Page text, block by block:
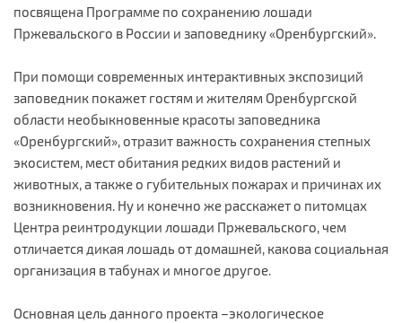
посвящена Программе по сохранению лошади
Пржевальского в России и заповеднику «Оренбургский».
При помощи современных интерактивных экспозиций
заповедник покажет гостям и жителям Оренбургской
области необыкновенные красоты заповедника
«Оренбургский», отразит важность сохранения степных
экосистем, мест обитания редких видов растений и
животных, а также о губительных пожарах и причинах их
возникновения. Ну и конечно же расскажет о питомцах
Центра реинтродукции лошади Пржевальского, чем
отличается дикая лошадь от домашней, какова социальная
организация в табунах и многое другое.
Основная цель данного проекта –экологическое